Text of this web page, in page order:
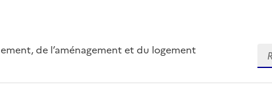
de l’aménagement et du logement